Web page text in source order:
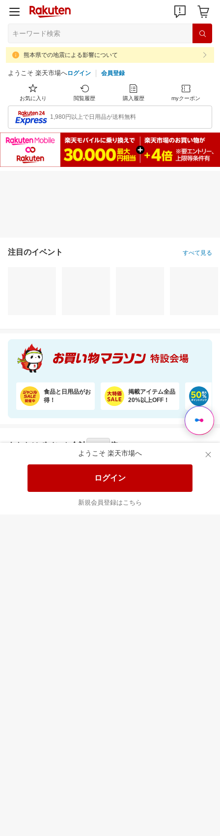
熊本県での地震による影響について
ようこそ 楽天市場へログイン 会員登録
お気に入り 閲覧履歴 購入履歴 myクーポン
1,980円以上で日用品が送料無料
ようこそ 楽天市場へ
ログイン
新規会員登録はこちら
注目のイベント すべて見る
食品と日用品がお
得！
掲載アイテム全品
20%以上OFF！
あなたはポイント 合計 倍